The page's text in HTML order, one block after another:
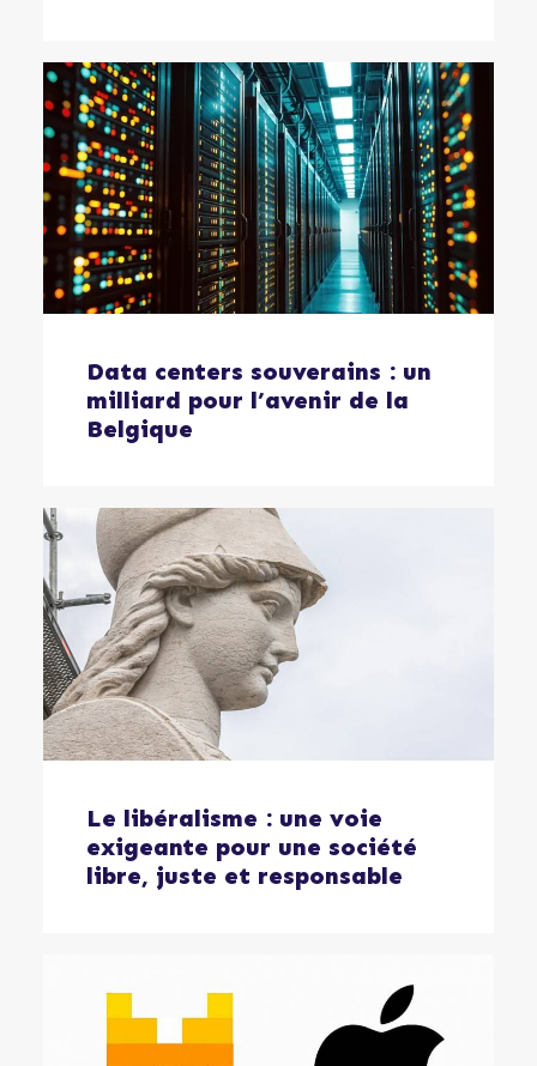
Data centers souverains : un
milliard pour l’avenir de la
Belgique
Le libéralisme : une voie
exigeante pour une société
libre, juste et responsable